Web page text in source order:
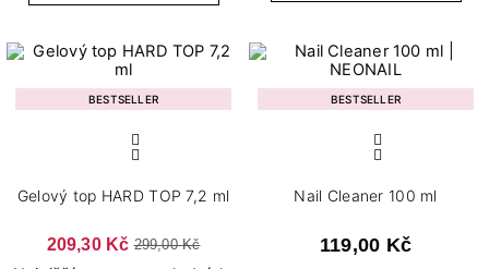
BESTSELLER
Gelový top HARD TOP 7,2 ml
209,30 Kč 299,00 Kč
BESTSELLER
Nail Cleaner 100 ml
119,00 Kč